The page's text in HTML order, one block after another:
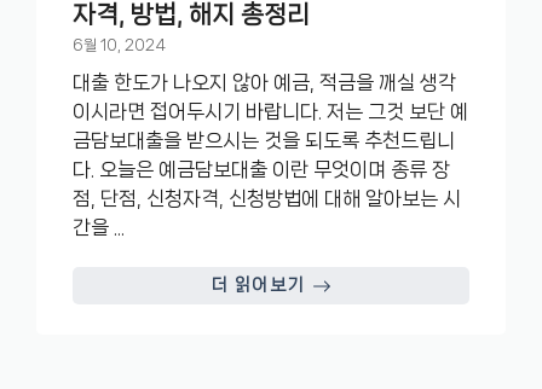
자격, 방법, 해지 총정리
6월 10, 2024
대출 한도가 나오지 않아 예금, 적금을 깨실 생각
이시라면 접어두시기 바랍니다. 저는 그것 보단 예
금담보대출을 받으시는 것을 되도록 추천드립니
다. 오늘은 예금담보대출 이란 무엇이며 종류 장
점, 단점, 신청자격, 신청방법에 대해 알아보는 시
간을 ...
더 읽어보기